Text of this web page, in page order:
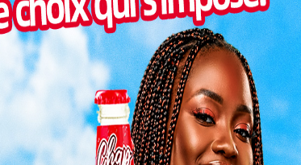
Augustin Favereau, a symboliquement remis le
et des Médias, Mme Yawa Kouigan. Cette
d’amitié et de coopération entre les deux
maintenir des liens forts dans le domaine de